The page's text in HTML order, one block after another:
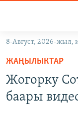
Навигацияга
өтүңүз
Издөөгө
салыңызКЫРГЫЗСТАН
ДҮЙНӨ
УКРАИНА
8-Август, 2026-жыл,
ЖАҢЫЛЫКТАР
Жогорку
баары